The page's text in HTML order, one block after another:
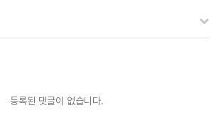
등록된 댓글이 없습니다.